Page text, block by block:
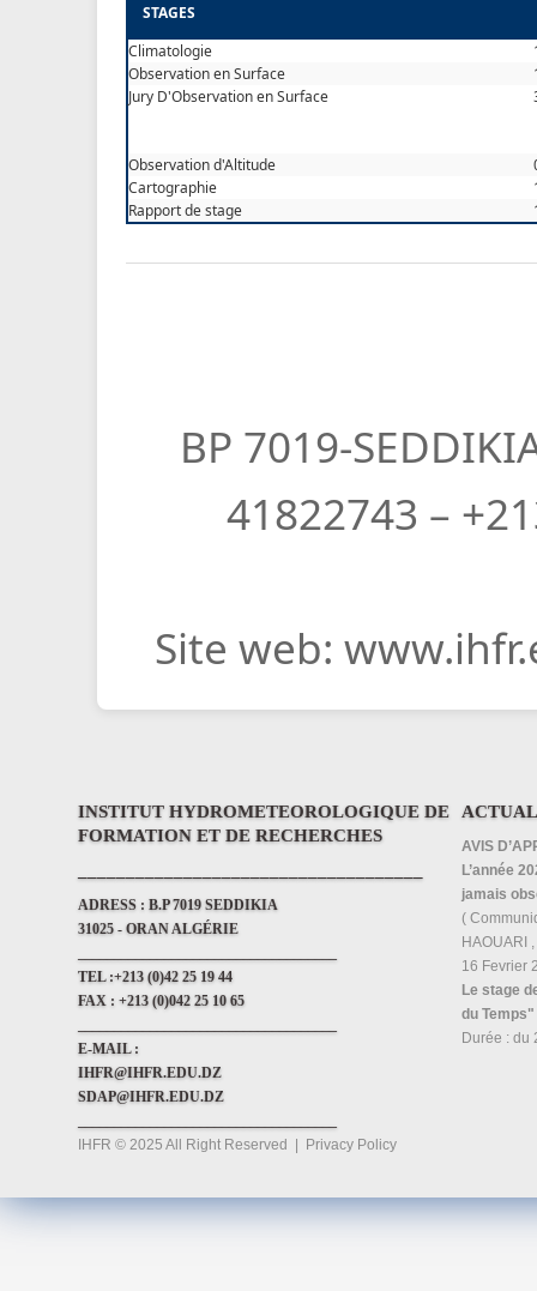
STAGES
Climatologie
Observation en Surface
Jury D'Observation en Surface
Observation d'Altitude
Cartographie
Rapport de stage
BP 7019-
41822743 –
Site web:
INSTITUT HYDROMETEOROLOGIQUE DE
FORMATION ET DE RECHERCHES
ADRESS : B.P 7019 SEDDIKIA
31025 - ORAN ALGÉRIE
TEL :+213 (0)42 25 19 44
FAX : +213 (0)042 25 10 65
E-MAIL :
IHFR@IHFR.EDU.DZ
SDAP@IHFR.EDU.DZ
IHFR © 2025 All Right Reserved
Privacy Policy
AVIS
L’année
jamais
(
HAOUARI
16 Fevrier
Le stage
du Temps"
Durée : du